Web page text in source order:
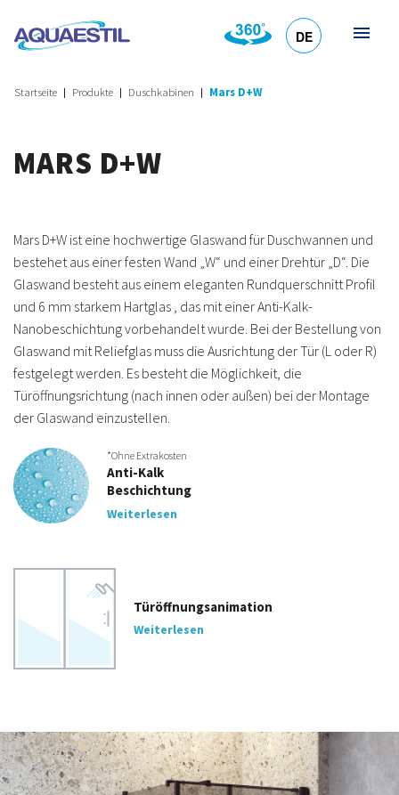
DE
Startseite Produkte Duschkabinen Mars D+W
MARS D+W
Mars D+W ist eine hochwertige Glaswand für Duschwannen und
bestehet aus einer festen Wand „W“ und einer Drehtür „D“. Die
Glaswand besteht aus einem eleganten Rundquerschnitt Profil
und 6 mm starkem Hartglas , das mit einer Anti-Kalk-
Nanobeschichtung vorbehandelt wurde. Bei der Bestellung von
Glaswand mit Reliefglas muss die Ausrichtung der Tür (L oder R)
festgelegt werden. Es besteht die Möglichkeit, die
Türöffnungsrichtung (nach innen oder außen) bei der Montage
der Glaswand einzustellen.
*Ohne Extrakosten
Anti-Kalk
Beschichtung
Weiterlesen
Türöffnungsanimation
Weiterlesen